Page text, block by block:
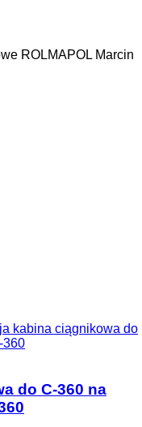
ROLMAPOL Marcin
kabina ciągnikowa do
360
do C-360 na